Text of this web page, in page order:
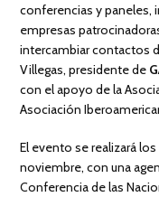
conferencias y paneles,
empresas
intercambiar contactos
Villegas, presidente de
con el apoyo de la
Asociación
El evento se realizará
noviembre, con una
Conferencia de las